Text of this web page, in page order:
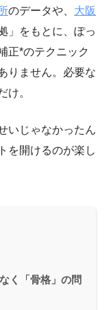
のデータや、 大阪
」をもとに、ぽっ
正*のテクニック
りません。必要な
け。
いじゃなかったん
を開けるのが楽し
く「骨格」の問